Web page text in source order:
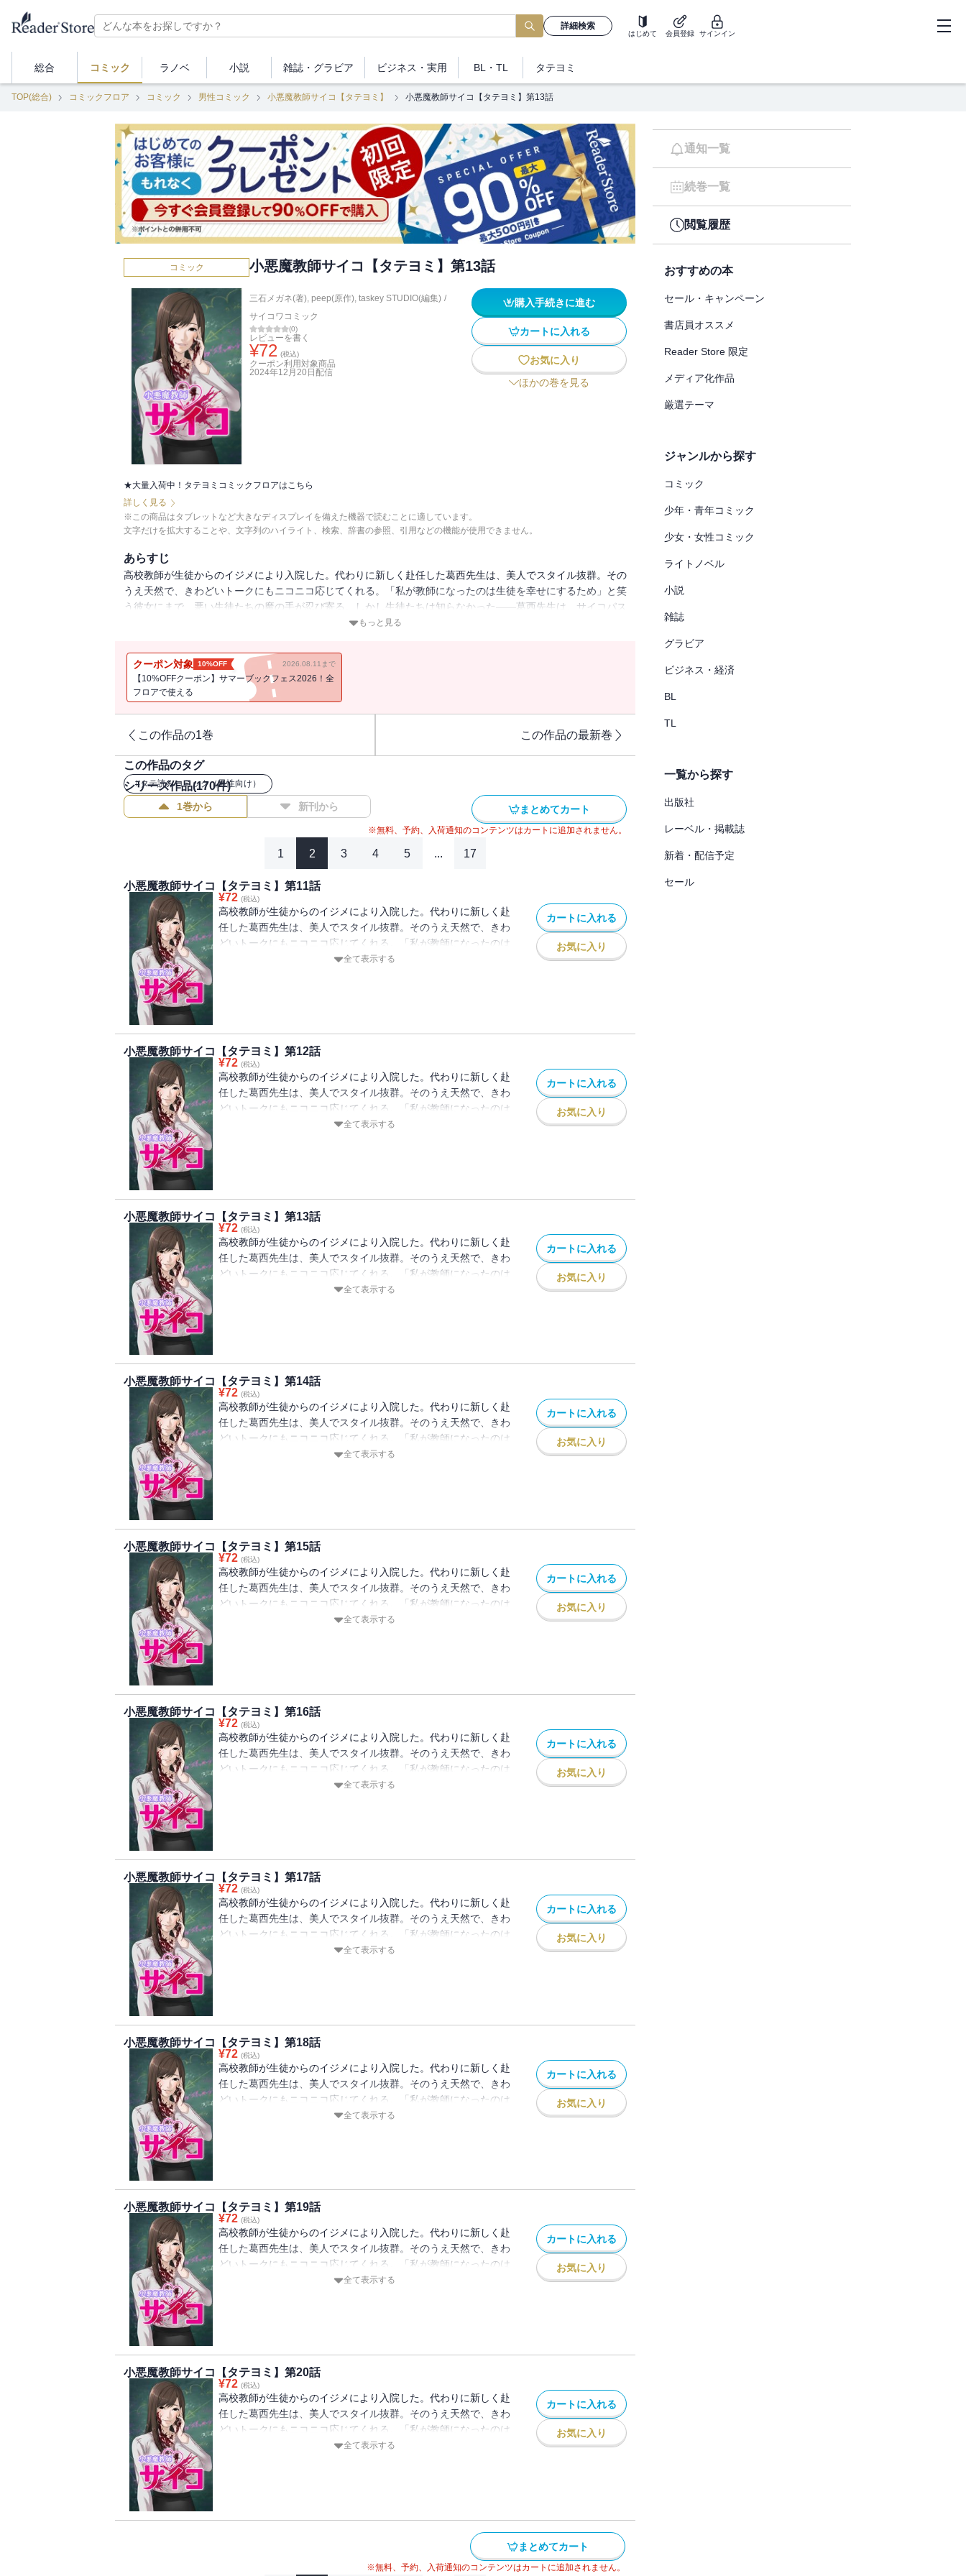
詳細検索
はじめて 会員登録 サインイン
総合 コミック ラノベ 小説 雑誌・ グラビア ビジネス ・実用 BL・TL タテヨミ
TOP(総合) コミックフロア コミック 男性コミック 小悪魔教師サイコ【タテヨミ】 小悪魔教師サイコ【タテヨミ】第13話
コミック 小悪魔教師サイコ【タテヨミ】第13話
三石メガネ(著), peep(原作), taskey STUDIO(編集) /
サイコワコミック
(0)
レビューを書く
¥72 (税込)
クーポン利用対象商品
2024年12月20日 配信
購入手続きに進む
カートに入れる
お気に入り
ほかの巻を見る
★大量入荷中！タテヨミコミックフロアはこちら
詳しく見る
※この商品はタブレットなど大きなディスプレイを備えた機器で読むことに適しています。
文字だけを拡大することや、文字列のハイライト、検索、辞書の参照、引用などの機能が使用できません。
あらすじ
高校教師が生徒からのイジメにより入院した。代わりに新しく赴任した葛西先生は、美人でスタイル抜群。その
うえ天然で、きわどいトークにもニコニコ応じてくれる。「私が教師になったのは生徒を幸せにするため」と笑
う彼女にまで、悪い生徒たちの魔の手が忍び寄る。しかし生徒たちは知らなかった――葛西先生は、サイコパス
もっと見る
クーポン対象 10%OFF 2026.08.11まで
【10%OFFクーポン】サマーブックフェス2026！全
フロアで使える
この作品の1巻 この作品の最新巻
この作品のタグ
#タテ読みコミック（男性向け）
シリーズ作品(170件)
1巻から 新刊から まとめてカート
※無料、予約、入荷通知のコンテンツはカートに追加されません。
1 2 3 4 5 ... 17
小悪魔教師サイコ【タテヨミ】第11話
¥72 (税込)
高校教師が生徒からのイジメにより入院した。代わりに新しく赴
任した葛西先生は、美人でスタイル抜群。そのうえ天然で、きわ
どいトークにもニコニコ応じてくれる。「私が教師になったのは
生徒を幸せにするため」と笑う彼女にまで、悪い生徒たちの魔の
全て表示する
カートに入れる
お気に入り
小悪魔教師サイコ【タテヨミ】第12話
¥72 (税込)
高校教師が生徒からのイジメにより入院した。代わりに新しく赴
任した葛西先生は、美人でスタイル抜群。そのうえ天然で、きわ
どいトークにもニコニコ応じてくれる。「私が教師になったのは
生徒を幸せにするため」と笑う彼女にまで、悪い生徒たちの魔の
全て表示する
カートに入れる
お気に入り
小悪魔教師サイコ【タテヨミ】第13話
¥72 (税込)
高校教師が生徒からのイジメにより入院した。代わりに新しく赴
任した葛西先生は、美人でスタイル抜群。そのうえ天然で、きわ
どいトークにもニコニコ応じてくれる。「私が教師になったのは
生徒を幸せにするため」と笑う彼女にまで、悪い生徒たちの魔の
全て表示する
カートに入れる
お気に入り
小悪魔教師サイコ【タテヨミ】第14話
¥72 (税込)
高校教師が生徒からのイジメにより入院した。代わりに新しく赴
任した葛西先生は、美人でスタイル抜群。そのうえ天然で、きわ
どいトークにもニコニコ応じてくれる。「私が教師になったのは
生徒を幸せにするため」と笑う彼女にまで、悪い生徒たちの魔の
全て表示する
カートに入れる
お気に入り
小悪魔教師サイコ【タテヨミ】第15話
¥72 (税込)
高校教師が生徒からのイジメにより入院した。代わりに新しく赴
任した葛西先生は、美人でスタイル抜群。そのうえ天然で、きわ
どいトークにもニコニコ応じてくれる。「私が教師になったのは
生徒を幸せにするため」と笑う彼女にまで、悪い生徒たちの魔の
全て表示する
カートに入れる
お気に入り
小悪魔教師サイコ【タテヨミ】第16話
¥72 (税込)
高校教師が生徒からのイジメにより入院した。代わりに新しく赴
任した葛西先生は、美人でスタイル抜群。そのうえ天然で、きわ
どいトークにもニコニコ応じてくれる。「私が教師になったのは
生徒を幸せにするため」と笑う彼女にまで、悪い生徒たちの魔の
全て表示する
カートに入れる
お気に入り
小悪魔教師サイコ【タテヨミ】第17話
¥72 (税込)
高校教師が生徒からのイジメにより入院した。代わりに新しく赴
任した葛西先生は、美人でスタイル抜群。そのうえ天然で、きわ
どいトークにもニコニコ応じてくれる。「私が教師になったのは
生徒を幸せにするため」と笑う彼女にまで、悪い生徒たちの魔の
全て表示する
カートに入れる
お気に入り
小悪魔教師サイコ【タテヨミ】第18話
¥72 (税込)
高校教師が生徒からのイジメにより入院した。代わりに新しく赴
任した葛西先生は、美人でスタイル抜群。そのうえ天然で、きわ
どいトークにもニコニコ応じてくれる。「私が教師になったのは
生徒を幸せにするため」と笑う彼女にまで、悪い生徒たちの魔の
全て表示する
カートに入れる
お気に入り
小悪魔教師サイコ【タテヨミ】第19話
¥72 (税込)
高校教師が生徒からのイジメにより入院した。代わりに新しく赴
任した葛西先生は、美人でスタイル抜群。そのうえ天然で、きわ
どいトークにもニコニコ応じてくれる。「私が教師になったのは
生徒を幸せにするため」と笑う彼女にまで、悪い生徒たちの魔の
全て表示する
カートに入れる
お気に入り
小悪魔教師サイコ【タテヨミ】第20話
¥72 (税込)
高校教師が生徒からのイジメにより入院した。代わりに新しく赴
任した葛西先生は、美人でスタイル抜群。そのうえ天然で、きわ
どいトークにもニコニコ応じてくれる。「私が教師になったのは
生徒を幸せにするため」と笑う彼女にまで、悪い生徒たちの魔の
全て表示する
カートに入れる
お気に入り
まとめてカート
※無料、予約、入荷通知のコンテンツはカートに追加されません。
通知一覧
続巻一覧
閲覧履歴
おすすめの本
セール・キャンペーン
書店員オススメ
Reader Store 限定
メディア化作品
厳選テーマ
ジャンルから探す
コミック
少年・青年コミック
少女・女性コミック
ライトノベル
小説
雑誌
グラビア
ビジネス・経済
BL
TL
一覧から探す
出版社
レーベル・掲載誌
新着・配信予定
セール